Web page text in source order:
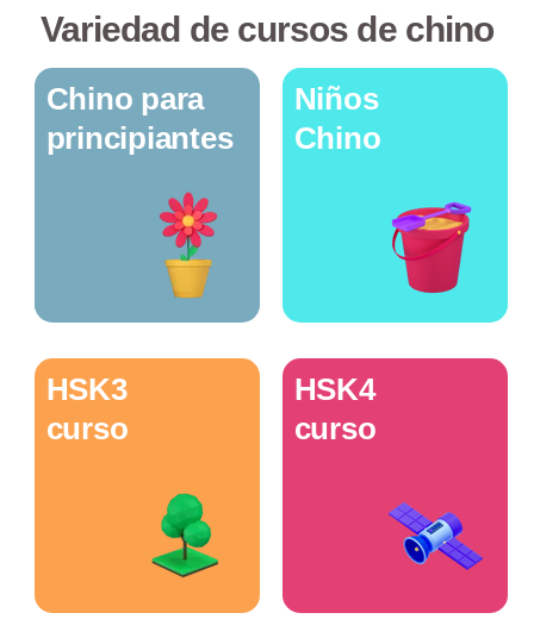
Variedad de cursos de chino
Chino para
principiantes
Niños
Chino
HSK3
curso
HSK4
curso